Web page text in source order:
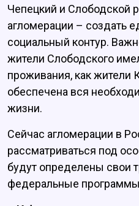
Чепецкий и Слободской
агломерации – создать
социальный контур.
жители Слободского
проживания, как
обеспечена вся
жизни.
Сейчас агломерации в
рассматриваться под
будут определены свои
федеральные